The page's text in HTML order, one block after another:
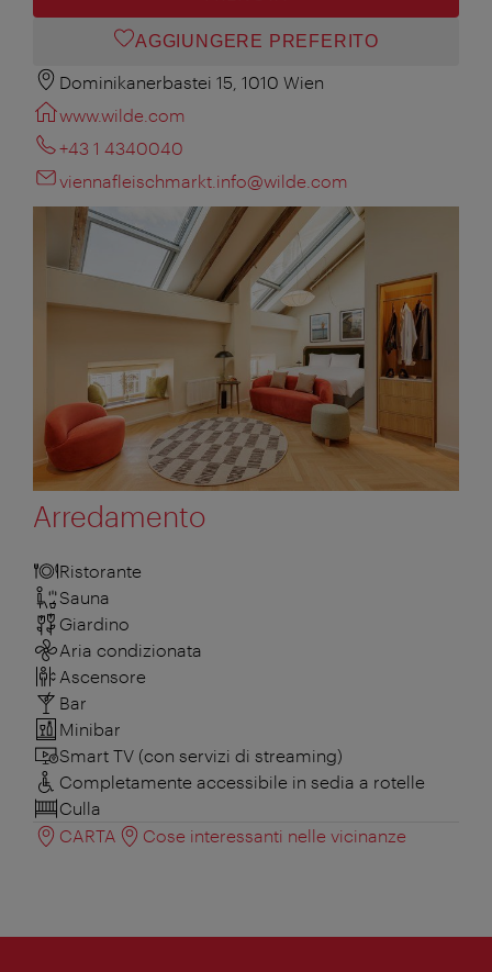
AGGIUNGERE PREFERITO
Dominikanerbastei 15, 1010 Wien
www.wilde.com
+43 1 4340040
viennafleischmarkt.info@wilde.com
Arredamento
Ristorante
Sauna
Giardino
Aria condizionata
Ascensore
Bar
Minibar
Smart TV (con servizi di streaming)
Completamente accessibile in sedia a rotelle
Culla
CARTA
Cose interessanti nelle vicinanze